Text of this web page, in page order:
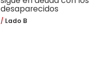
desaparecidos
Lado B